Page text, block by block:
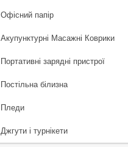
Офісний папір
Акупунктурні Масажні Коврики
Портативні зарядні пристрої
Постільна білизна
Пледи
Джгути і турнікети